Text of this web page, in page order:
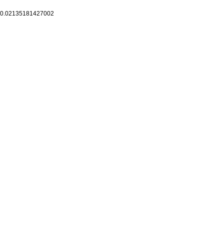
0.02135181427002